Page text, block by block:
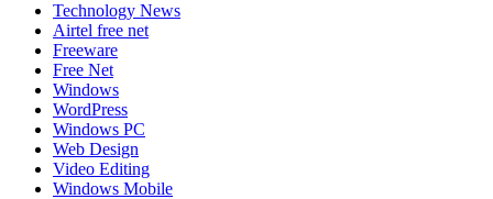
Technology News
Airtel free net
Freeware
Free Net
Windows
WordPress
Windows PC
Web Design
Video Editing
Windows Mobile